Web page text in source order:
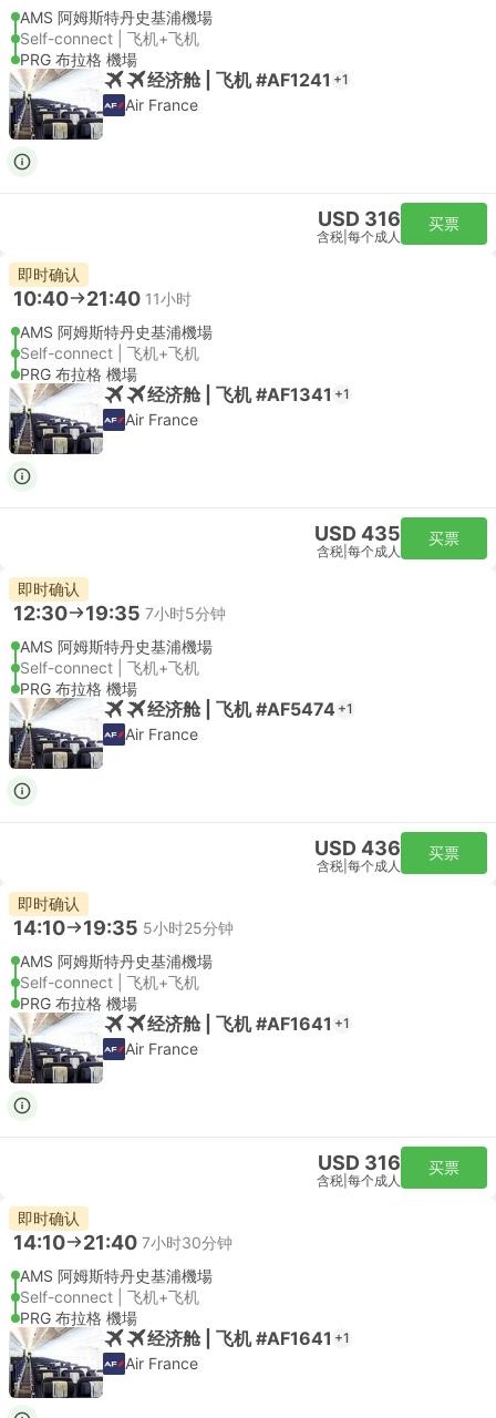
AMS 阿姆斯特丹史基浦機場
Self-connect | 飞机+飞机
PRG 布拉格 機場
经济舱 | 飞机 #AF1241 +1
Air France
USD 316
含税 每个成人
买票
即时确认
10:40 21:40 11小时
AMS 阿姆斯特丹史基浦機場
Self-connect | 飞机+飞机
PRG 布拉格 機場
经济舱 | 飞机 #AF1341 +1
Air France
USD 435
含税 每个成人
买票
即时确认
12:30 19:35 7小时5分钟
AMS 阿姆斯特丹史基浦機場
Self-connect | 飞机+飞机
PRG 布拉格 機場
经济舱 | 飞机 #AF5474 +1
Air France
USD 436
含税 每个成人
买票
即时确认
14:10 19:35 5小时25分钟
AMS 阿姆斯特丹史基浦機場
Self-connect | 飞机+飞机
PRG 布拉格 機場
经济舱 | 飞机 #AF1641 +1
Air France
USD 316
含税 每个成人
买票
即时确认
14:10 21:40 7小时30分钟
AMS 阿姆斯特丹史基浦機場
Self-connect | 飞机+飞机
PRG 布拉格 機場
经济舱 | 飞机 #AF1641 +1
Air France